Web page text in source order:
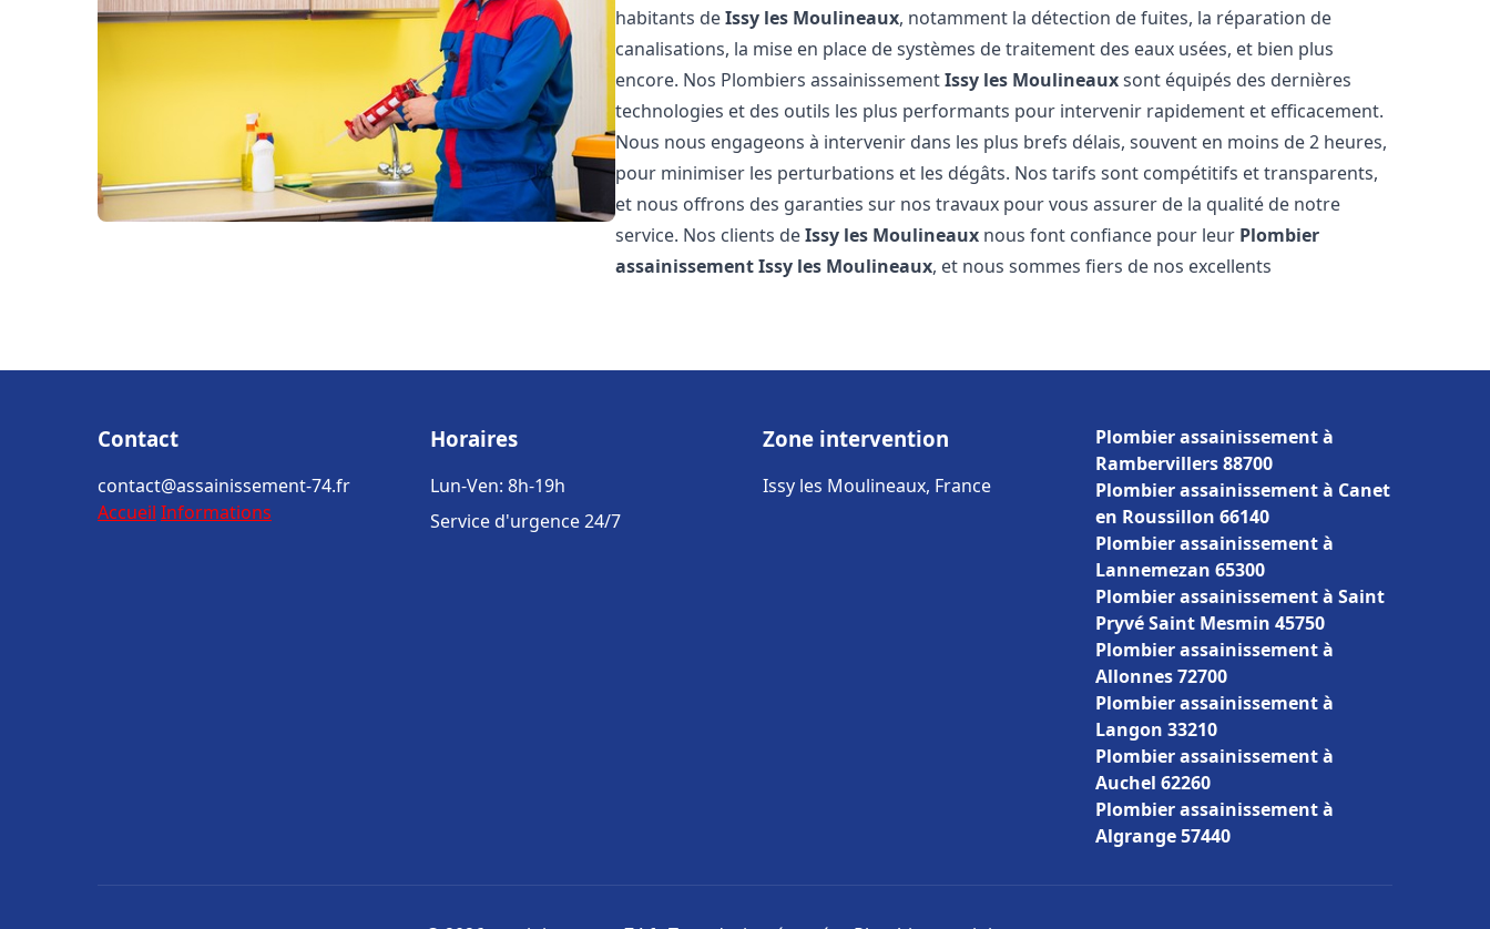
habitants deIssy les Moulineaux, notamment la détection de fuites, la réparation de
canalisations, la mise en place de systèmes de traitement des eaux usées, et bien plus
encore. Nos Plombiers assainissementIssy les Moulineauxsont équipés des dernières
technologies et des outils les plus performants pour intervenir rapidement et efficacement.
Nous nous engageons à intervenir dans les plus brefs délais, souvent en moins de 2 heures,
pour minimiser les perturbations et les dégâts. Nos tarifs sont compétitifs et transparents,
et nous offrons des garanties sur nos travaux pour vous assurer de la qualité de notre
service. Nos clients deIssy les Moulineaux nous font confiance pour leur Plombier
assainissementIssy les Moulineaux, et nous sommes fiers de nos excellents
Contact
contact@assainissement-74.fr
Accueil Informations
Horaires
Lun-Ven: 8h-19h
Service d'urgence 24/7
Zone intervention
Issy les Moulineaux, France
Plombier assainissement à
Rambervillers 88700
Plombier assainissement à Canet
en Roussillon 66140
Plombier assainissement à
Lannemezan 65300
Plombier assainissement à Saint
Pryvé Saint Mesmin 45750
Plombier assainissement à
Allonnes 72700
Plombier assainissement à
Langon 33210
Plombier assainissement à
Auchel 62260
Plombier assainissement à
Algrange 57440